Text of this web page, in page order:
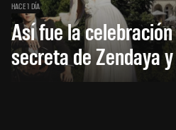
HACE 1 DÍA
Así fue la
secreta de Zendaya